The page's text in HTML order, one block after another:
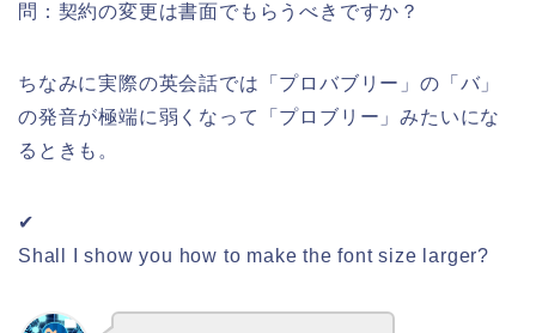
問：契約の変更は書面でもらうべきですか？
ちなみに実際の英会話では「プロバブリー」の「バ」
の発音が極端に弱くなって「プロブリー」みたいにな
るときも。
✔
Shall I show you how to make the font size larger?